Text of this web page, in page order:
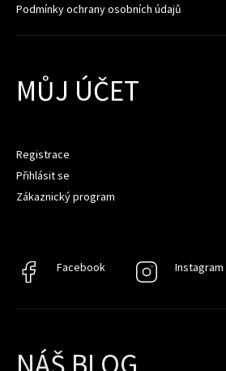
Podmínky ochrany osobních údajů
MŮJ ÚČET
Registrace
Přihlásit se
Zákaznický program
Facebook
Facebook Instagram
Instagram